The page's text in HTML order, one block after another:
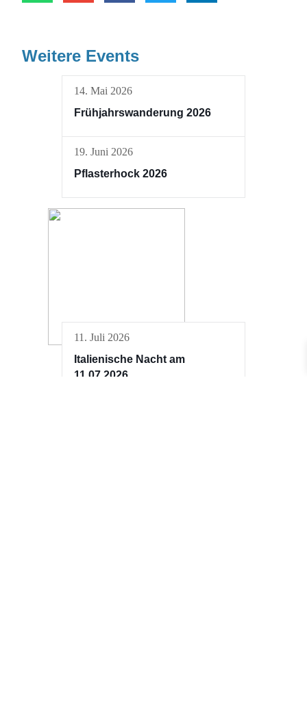
Weitere Events
14. Mai 2026
Frühjahrswanderung 2026
19. Juni 2026
Pflasterhock 2026
11. Juli 2026
Italienische Nacht am
11.07.2026